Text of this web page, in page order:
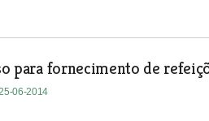
para fornecimento de
25-06-2014